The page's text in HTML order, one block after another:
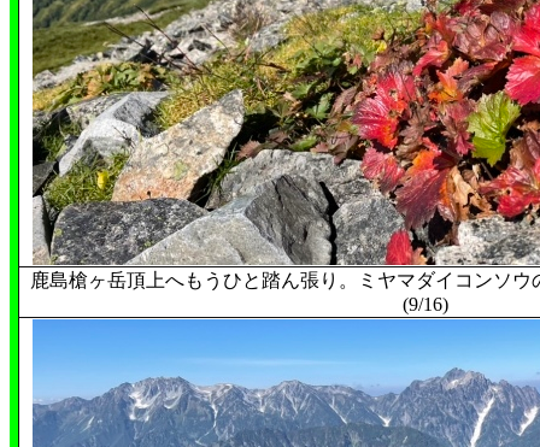
鹿島槍ヶ岳頂上へもうひと踏ん張り。ミヤマダイコンソ
(9/16)